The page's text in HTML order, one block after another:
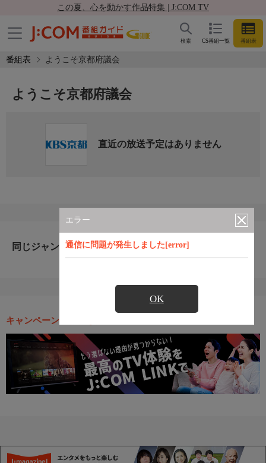
この夏、心を動かす作品特集 | J:COM TV
CS番組一覧 番組表
検索
番組表 ようこそ京都府議会
エラー
通信に問題が発生しました[error]
OK
ようこそ京都府議会
直近の放送予定はありません
同じジャンルのおすすめ番組
キャンペーン・お得な情報